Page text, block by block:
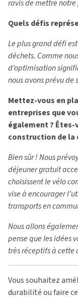
ravis de mettre
Quels défis
Le plus grand défi
déchets. Comme
d’optimisation
nous avons prévu de
Mettez-vous en
entreprises que
également ? Êtes-
construction de la
Bien sûr ! Nous
déjeuner gratuit
choisissent le vélo
vise à encourager
transports en
Nous allons
pense que les idées
très réceptifs à cette
Vous souhaitez
durabilité ou faire